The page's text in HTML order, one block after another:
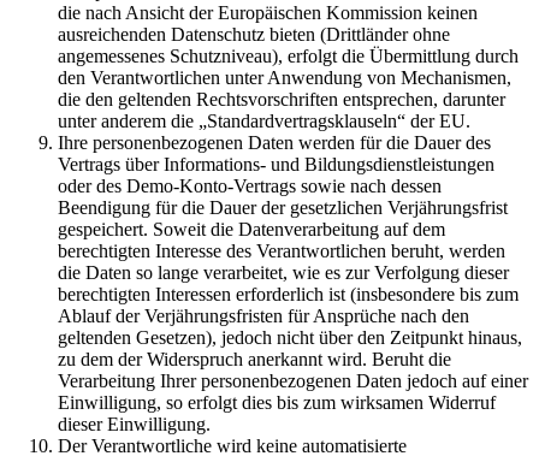
die nach Ansicht der Europäischen Kommission keinen
ausreichenden Datenschutz bieten (Drittländer ohne
angemessenes Schutzniveau), erfolgt die Übermittlung durch
den Verantwortlichen unter Anwendung von Mechanismen,
die den geltenden Rechtsvorschriften entsprechen, darunter
unter anderem die „Standardvertragsklauseln“ der EU.
Ihre personenbezogenen Daten werden für die Dauer des
Vertrags über Informations- und Bildungsdienstleistungen
oder des Demo-Konto-Vertrags sowie nach dessen
Beendigung für die Dauer der gesetzlichen Verjährungsfrist
gespeichert. Soweit die Datenverarbeitung auf dem
berechtigten Interesse des Verantwortlichen beruht, werden
die Daten so lange verarbeitet, wie es zur Verfolgung dieser
berechtigten Interessen erforderlich ist (insbesondere bis zum
Ablauf der Verjährungsfristen für Ansprüche nach den
geltenden Gesetzen), jedoch nicht über den Zeitpunkt hinaus,
zu dem der Widerspruch anerkannt wird. Beruht die
Verarbeitung Ihrer personenbezogenen Daten jedoch auf einer
Einwilligung, so erfolgt dies bis zum wirksamen Widerruf
dieser Einwilligung.
Der Verantwortliche wird keine automatisierte